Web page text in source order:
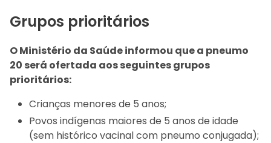
Grupos prioritários
O Ministério da Saúde informou que a pneumo
20 será ofertada aos seguintes grupos
prioritários:
Crianças menores de 5 anos;
Povos indígenas maiores de 5 anos de idade
(sem histórico vacinal com pneumo conjugada);